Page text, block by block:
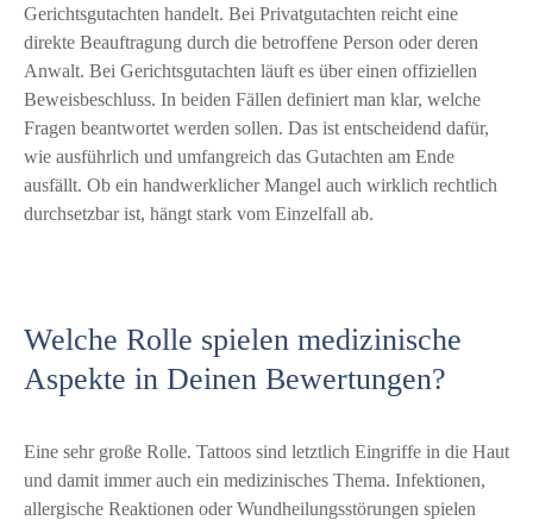
Gerichtsgutachten handelt. Bei Privatgutachten reicht eine
direkte Beauftragung durch die betroffene Person oder deren
Anwalt. Bei Gerichtsgutachten läuft es über einen offiziellen
Beweisbeschluss. In beiden Fällen definiert man klar, welche
Fragen beantwortet werden sollen. Das ist entscheidend dafür,
wie ausführlich und umfangreich das Gutachten am Ende
ausfällt. Ob ein handwerklicher Mangel auch wirklich rechtlich
durchsetzbar ist, hängt stark vom Einzelfall ab.
Welche Rolle spielen medizinische
Aspekte in Deinen Bewertungen?
Eine sehr große Rolle. Tattoos sind letztlich Eingriffe in die Haut
und damit immer auch ein medizinisches Thema. Infektionen,
allergische Reaktionen oder Wundheilungsstörungen spielen